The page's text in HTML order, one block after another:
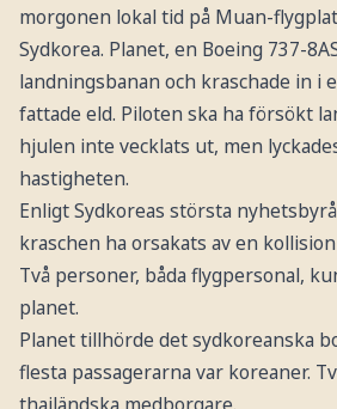
morgonen lokal tid på Muan-
Sydkorea. Planet, en Boeing 737-
landningsbanan och kraschade in i
fattade eld. Piloten ska ha försökt
hjulen inte vecklats ut, men
hastigheten.
Enligt Sydkoreas största
kraschen ha orsakats av en
Två personer, båda flygpersonal,
planet.
Planet tillhörde det sydkoreanska
flesta passagerarna var koreaner.